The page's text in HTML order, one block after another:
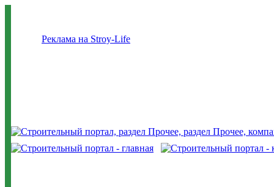
Реклама на Stroy-Life